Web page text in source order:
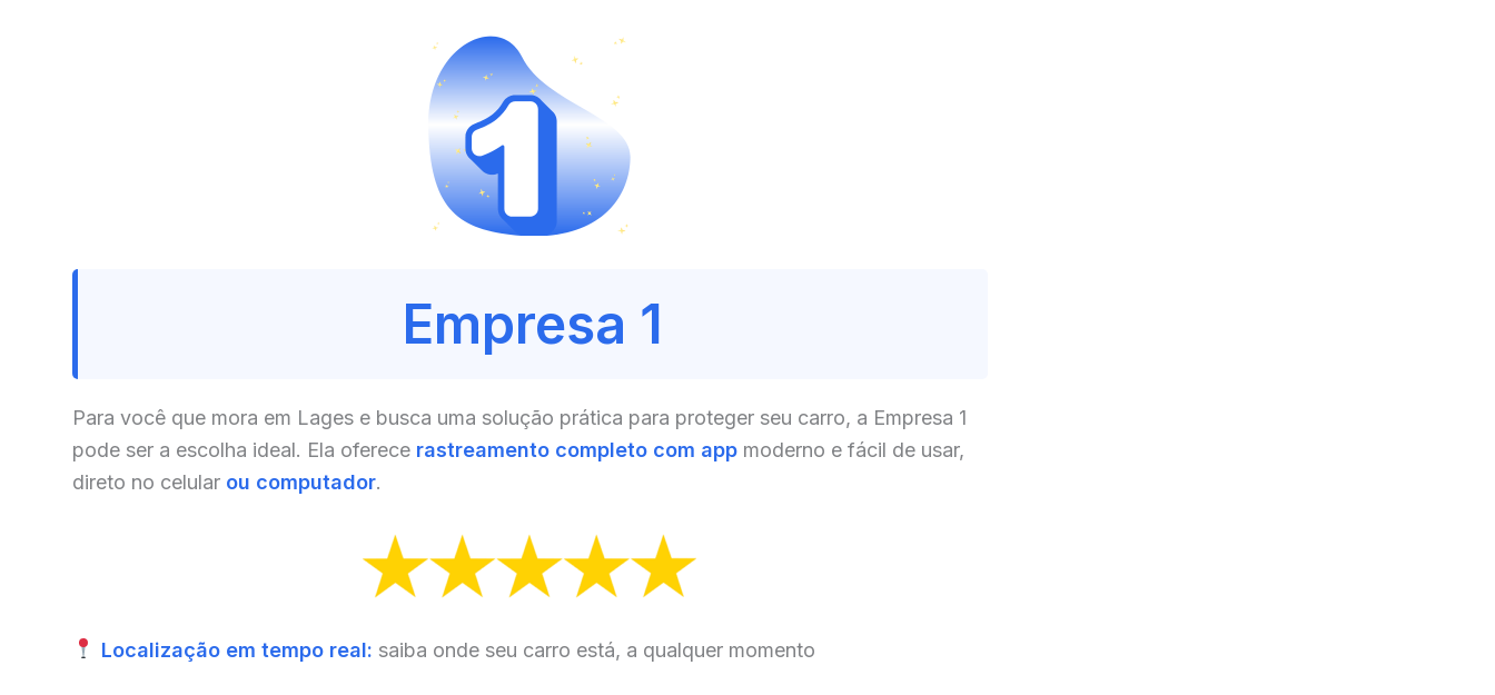
Empresa 1
Para você que mora em Lages e busca uma solução prática para proteger seu carro, a Empresa 1
pode ser a escolha ideal. Ela oferece rastreamento completo com app moderno e fácil de usar,
direto no celular ou computador.
Localização em tempo real: saiba onde seu carro está, a qualquer momento